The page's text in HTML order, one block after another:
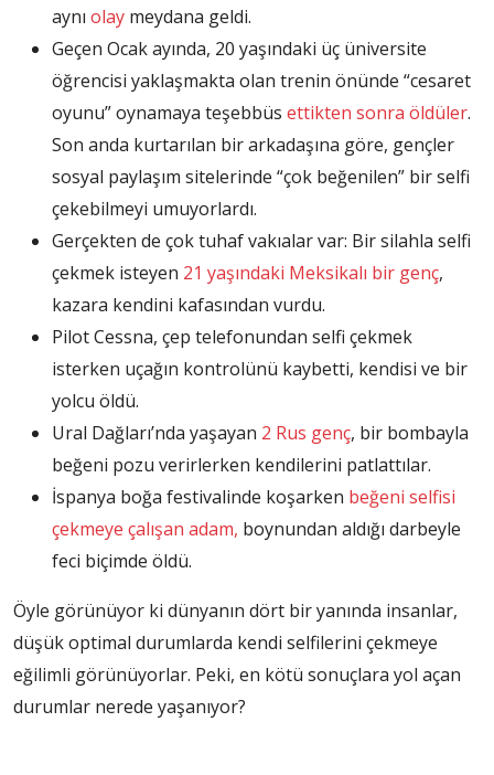
aynı olay meydana geldi.
Geçen Ocak ayında, 20 yaşındaki üç üniversite
öğrencisi yaklaşmakta olan trenin önünde “cesaret
oyunu” oynamaya teşebbüs ettikten sonra öldüler.
Son anda kurtarılan bir arkadaşına göre, gençler
sosyal paylaşım sitelerinde “çok beğenilen” bir selfi
çekebilmeyi umuyorlardı.
Gerçekten de çok tuhaf vakıalar var: Bir silahla selfi
çekmek isteyen 21 yaşındaki Meksikalı bir genç,
kazara kendini kafasından vurdu.
Pilot Cessna, çep telefonundan selfi çekmek
isterken uçağın kontrolünü kaybetti, kendisi ve bir
yolcu öldü.
Ural Dağları’nda yaşayan 2 Rus genç, bir bombayla
beğeni pozu verirlerken kendilerini patlattılar.
İspanya boğa festivalinde koşarken beğeni selfisi
çekmeye çalışan adam, boynundan aldığı darbeyle
feci biçimde öldü.
Öyle görünüyor ki dünyanın dört bir yanında insanlar,
düşük optimal durumlarda kendi selfilerini çekmeye
eğilimli görünüyorlar. Peki, en kötü sonuçlara yol açan
durumlar nerede yaşanıyor?